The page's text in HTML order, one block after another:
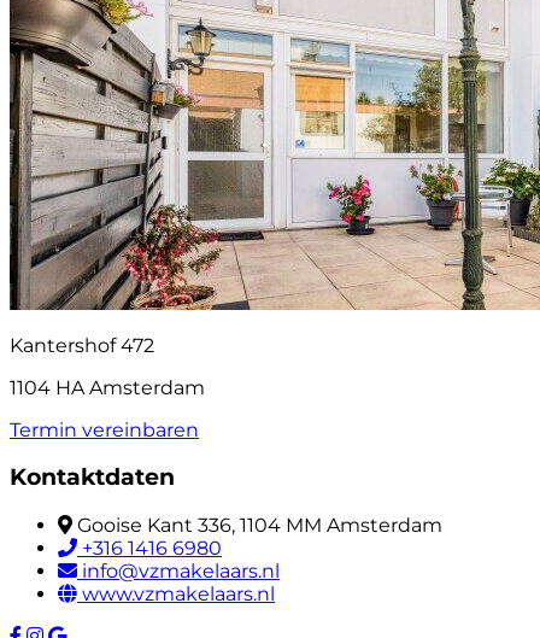
Kantershof 472
1104 HA Amsterdam
Termin vereinbaren
Kontaktdaten
Gooise Kant 336, 1104 MM Amsterdam
+316 1416 6980
info@vzmakelaars.nl
www.vzmakelaars.nl